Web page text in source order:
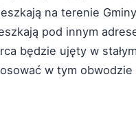
na terenie
pod innym
będzie ujęty w
w tym